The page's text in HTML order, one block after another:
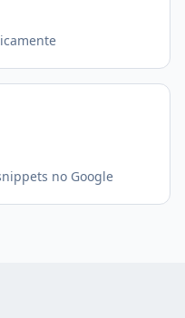
no Google